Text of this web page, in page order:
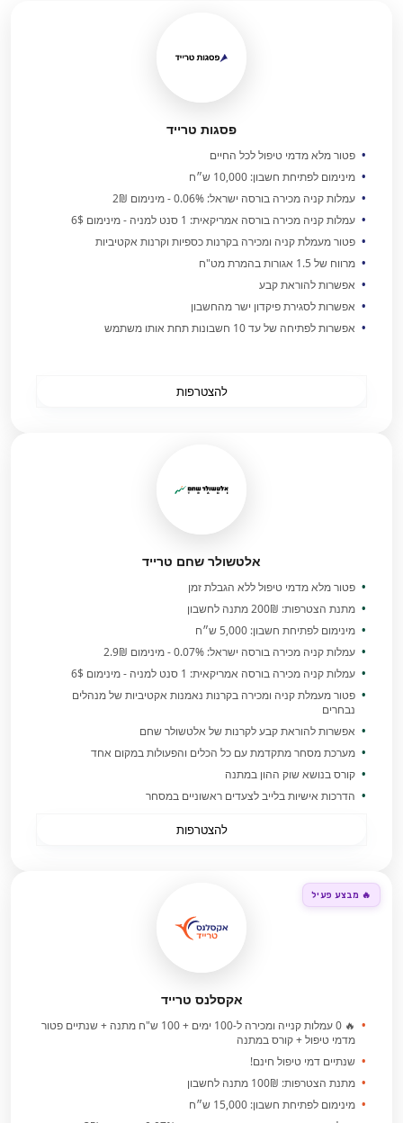
פסגות טרייד
פטור מלא מדמי טיפול לכל החיים
מינימום לפתיחת חשבון: 10,000 ש״ח
עמלות קניה מכירה בורסה ישראל: 0.06% - מינימום 2₪
עמלות קניה מכירה בורסה אמריקאית: 1 סנט למניה - מינימום 6$
פטור מעמלת קניה ומכירה בקרנות כספיות וקרנות אקטיביות
מרווח של 1.5 אגורות בהמרת מט"ח
אפשרות להוראת קבע
אפשרות לסגירת פיקדון ישר מהחשבון
אפשרות לפתיחה של עד 10 חשבונות תחת אותו משתמש
להצטרפות
אלטשולר שחם טרייד
פטור מלא מדמי טיפול ללא הגבלת זמן
מתנת הצטרפות: 200₪ מתנה לחשבון
מינימום לפתיחת חשבון: 5,000 ש״ח
עמלות קניה מכירה בורסה ישראל: 0.07% - מינימום 2.9₪
עמלות קניה מכירה בורסה אמריקאית: 1 סנט למניה - מינימום 6$
פטור מעמלת קניה ומכירה בקרנות נאמנות אקטיביות של מנהלים
נבחרים
אפשרות להוראת קבע לקרנות של אלטשולר שחם
מערכת מסחר מתקדמת עם כל הכלים והפעולות במקום אחד
קורס בנושא שוק ההון במתנה
הדרכות אישיות בלייב לצעדים ראשוניים במסחר
להצטרפות
🔥 מבצע פעיל
אקסלנס טרייד
🔥 0 עמלות קנייה ומכירה ל-100 ימים + 100 ש"ח מתנה + שנתיים פטור
מדמי טיפול + קורס במתנה
שנתיים דמי טיפול חינם!
מתנת הצטרפות: 100₪ מתנה לחשבון
מינימום לפתיחת חשבון: 15,000 ש״ח